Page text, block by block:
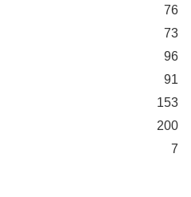
76
73
96
91
153
200
7